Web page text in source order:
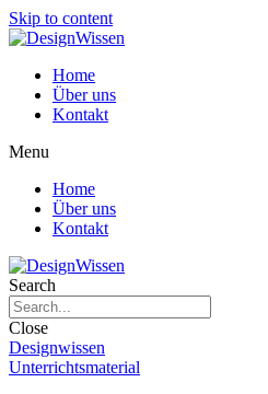
Skip to content
Home
Über uns
Kontakt
Menu
Home
Über uns
Kontakt
Search
Close
Designwissen
Unterrichtsmaterial